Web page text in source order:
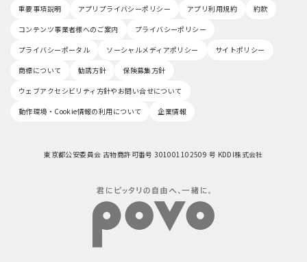
重要事項説明 アプリプライバシーポリシー アプリ利用規約
約款
コンテンツ事業者様へのご案内
プライバシーポリシー
プライバシーポータル
ソーシャルメディアポリシー
サイトポリシー
商標について
勧誘方針
保険募集方針
ウェブアクセシビリティ方針やお問い合せについて
動作環境・Cookie情報の利用について
企業情報
東京都公安委員会 古物商許可番号 301001102509 号 KDDI株式会社